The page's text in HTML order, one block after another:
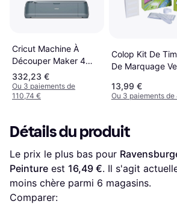
Cricut Machine À
Découper Maker 4
Bleue
332,23 €
Ou 3 paiements de
110,74 €
Colop Kit De
De Marquage
13,99 €
Ou 3 paiements de
Détails du produit
Le prix le plus bas pour
Peinture est 16,49 €. Il s'agit
moins chère parmi 6 magasins.
Comparer: